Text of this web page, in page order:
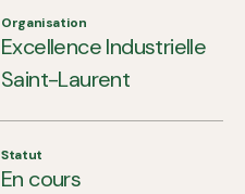
Organisation
Excellence Industrielle
Saint-Laurent
Statut
En cours